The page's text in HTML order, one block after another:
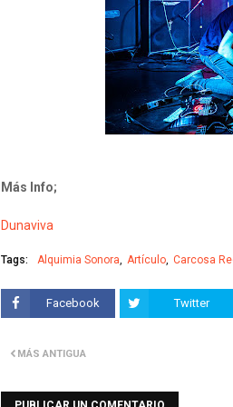
Más Info;
Dunaviva
Tags: Alquimia Sonora Artículo Carcosa
Facebook Twitter
MÁS ANTIGUA